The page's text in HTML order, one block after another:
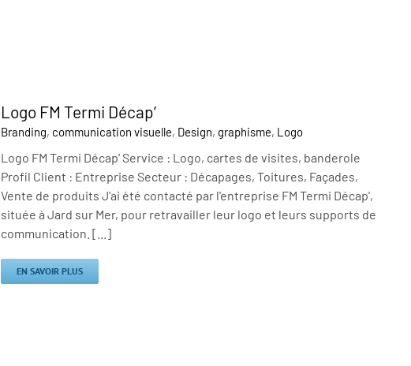
Logo FM Termi Décap’
Branding, communication visuelle, Design, graphisme, Logo
Logo FM Termi Décap' Service : Logo, cartes de visites, banderole
Profil Client : Entreprise Secteur : Décapages, Toitures, Façades,
Vente de produits J'ai été contacté par l'entreprise FM Termi Décap',
située à Jard sur Mer, pour retravailler leur logo et leurs supports de
communication. [...]
EN SAVOIR PLUS